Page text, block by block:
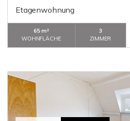
Etagenwohnung
65 m²
WOHNFLÄCHE
3
ZIMMER